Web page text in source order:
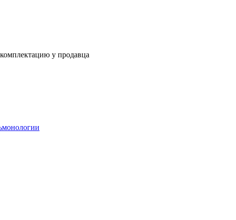
у продавца